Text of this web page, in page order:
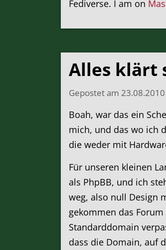
Fediverse. I am on
Alles klärt
Gepostet am 23.08.2010
Boah, war das ein
mich, und das wo ich
die weder mit
Für unseren kleinen
als PhpBB, und ich
weg, also null Design
gekommen das
Standarddomain
dass die Domain, auf